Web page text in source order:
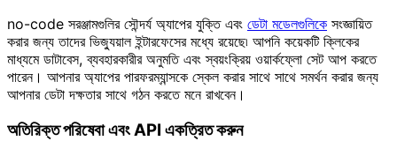
no-code সরঞ্জামগুলির সৌন্দর্য অ্যাপের যুক্তি এবং ডেটা মডেলগুলিকে সংজ্ঞায়িত
করার জন্য তাদের ভিজ্যুয়াল ইন্টারফেসের মধ্যে রয়েছে৷ আপনি কয়েকটি ক্লিকের
মাধ্যমে ডাটাবেস, ব্যবহারকারীর অনুমতি এবং স্বয়ংক্রিয় ওয়ার্কফ্লো সেট আপ করতে
পারেন। আপনার অ্যাপের পারফরম্যান্সকে স্কেল করার সাথে সাথে সমর্থন করার জন্য
আপনার ডেটা দক্ষতার সাথে গঠন করতে মনে রাখবেন।
অতিরিক্ত পরিষেবা এবং API একত্রিত করুন